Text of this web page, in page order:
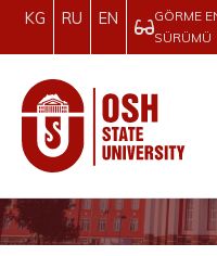
KG RU EN
GÖRME
SÜRÜMÜ